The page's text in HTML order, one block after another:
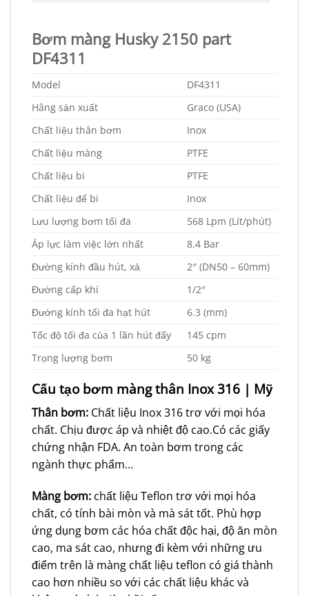
Bơm màng Husky 2150 part
DF4311
Model
DF4311
Hãng sản xuất
Graco (USA)
Chất liệu thân bơm
Inox
Chất liệu màng
PTFE
Chất liệu bi
PTFE
Chất liệu đế bi
Inox
Lưu lượng bơm tối đa
568 Lpm (Lít/phút)
Áp lực làm việc lớn nhất
8.4 Bar
Đường kính đầu hút, xả
2″ (DN50 – 60mm)
Đường cấp khí
1/2″
Đường kính tối đa hạt hút
6.3 (mm)
Tốc độ tối đa của 1 lần hút đẩy
145 cpm
Trọng lượng bơm
50 kg
Cấu tạo bơm màng thân Inox 316 | Mỹ
Thân bơm: Chất liệu Inox 316 trơ với mọi hóa
chất. Chịu được áp và nhiệt độ cao.Có các giấy
chứng nhận FDA. An toàn bơm trong các
ngành thực phẩm…
Màng bơm: chất liệu Teflon trơ với mọi hóa
chất, có tính bài mòn và mà sát tốt. Phù hợp
ứng dụng bơm các hóa chất độc hại, độ ăn mòn
cao, ma sát cao, nhưng đi kèm với những ưu
điểm trên là màng chất liệu teflon có giá thành
cao hơn nhiều so với các chất liệu khác và